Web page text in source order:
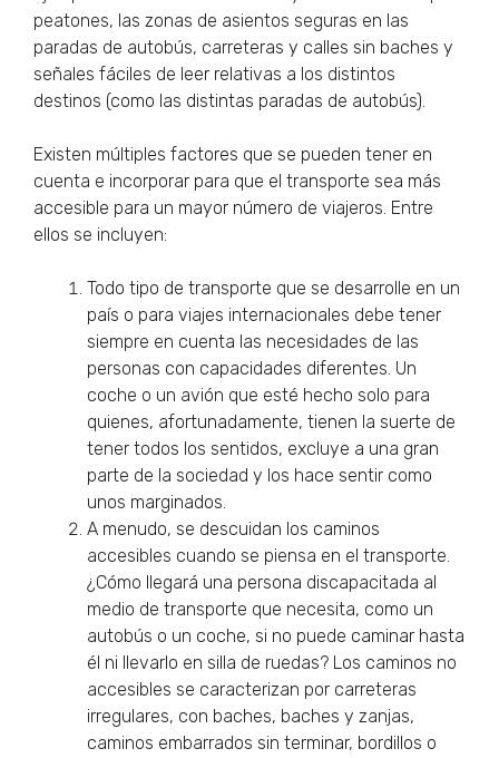
peatones, las zonas de asientos seguras en las
paradas de autobús, carreteras y calles sin baches y
señales fáciles de leer relativas a los distintos
destinos (como las distintas paradas de autobús).
Existen múltiples factores que se pueden tener en
cuenta e incorporar para que el transporte sea más
accesible para un mayor número de viajeros. Entre
ellos se incluyen:
Todo tipo de transporte que se desarrolle en un
país o para viajes internacionales debe tener
siempre en cuenta las necesidades de las
personas con capacidades diferentes. Un
coche o un avión que esté hecho solo para
quienes, afortunadamente, tienen la suerte de
tener todos los sentidos, excluye a una gran
parte de la sociedad y los hace sentir como
unos marginados.
A menudo, se descuidan los caminos
accesibles cuando se piensa en el transporte.
¿Cómo llegará una persona discapacitada al
medio de transporte que necesita, como un
autobús o un coche, si no puede caminar hasta
él ni llevarlo en silla de ruedas? Los caminos no
accesibles se caracterizan por carreteras
irregulares, con baches, baches y zanjas,
caminos embarrados sin terminar, bordillos o